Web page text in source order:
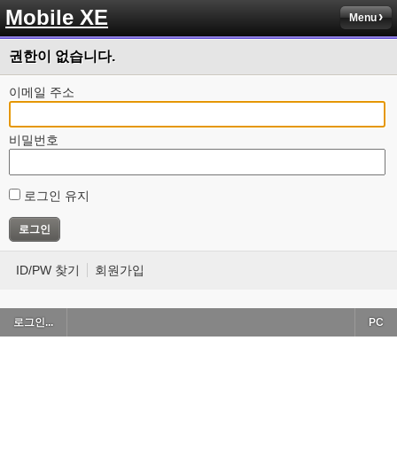
Mobile XE Menu
권한이 없습니다.
이메일 주소
비밀번호
로그인 유지
ID/PW 찾기 회원가입
로그인... PC